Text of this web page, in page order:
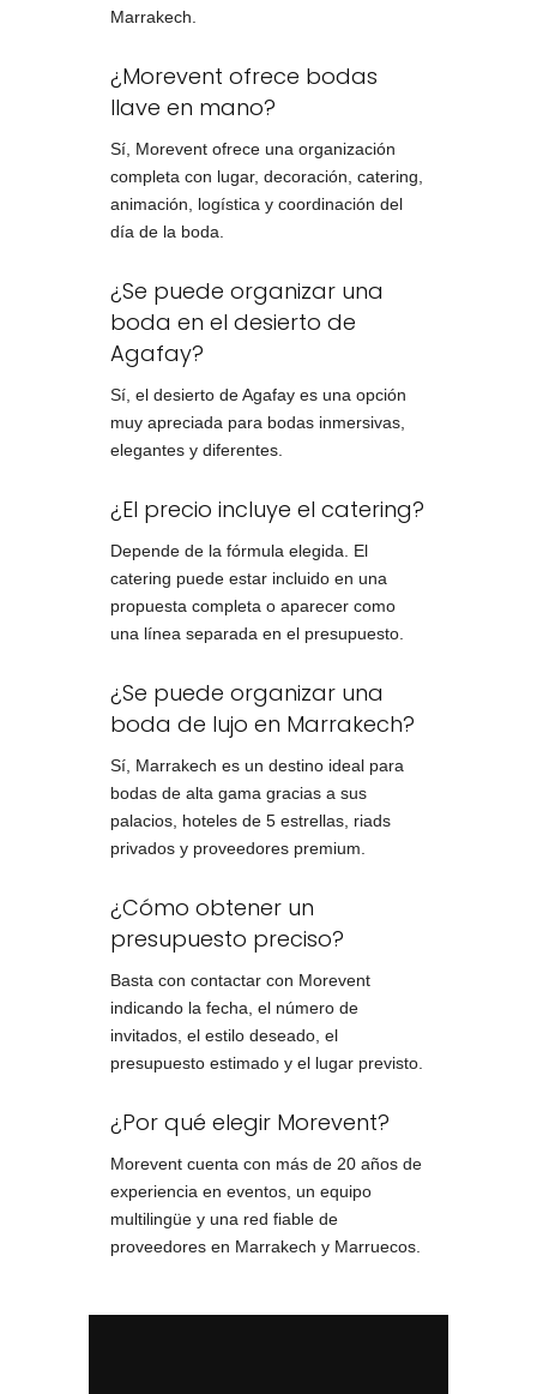
Marrakech.
¿Morevent ofrece bodas
llave en mano?
Sí, Morevent ofrece una organización
completa con lugar, decoración, catering,
animación, logística y coordinación del
día de la boda.
¿Se puede organizar una
boda en el desierto de
Agafay?
Sí, el desierto de Agafay es una opción
muy apreciada para bodas inmersivas,
elegantes y diferentes.
¿El precio incluye el catering?
Depende de la fórmula elegida. El
catering puede estar incluido en una
propuesta completa o aparecer como
una línea separada en el presupuesto.
¿Se puede organizar una
boda de lujo en Marrakech?
Sí, Marrakech es un destino ideal para
bodas de alta gama gracias a sus
palacios, hoteles de 5 estrellas, riads
privados y proveedores premium.
¿Cómo obtener un
presupuesto preciso?
Basta con contactar con Morevent
indicando la fecha, el número de
invitados, el estilo deseado, el
presupuesto estimado y el lugar previsto.
¿Por qué elegir Morevent?
Morevent cuenta con más de 20 años de
experiencia en eventos, un equipo
multilingüe y una red fiable de
proveedores en Marrakech y Marruecos.